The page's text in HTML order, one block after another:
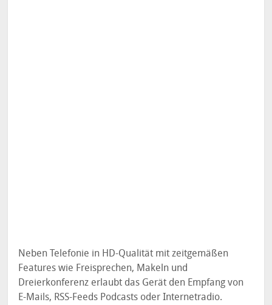
Neben Telefonie in HD-Qualität mit zeitgemäßen
Features wie Freisprechen, Makeln und
Dreierkonferenz erlaubt das Gerät den Empfang von
E-Mails, RSS-Feeds Podcasts oder Internetradio.